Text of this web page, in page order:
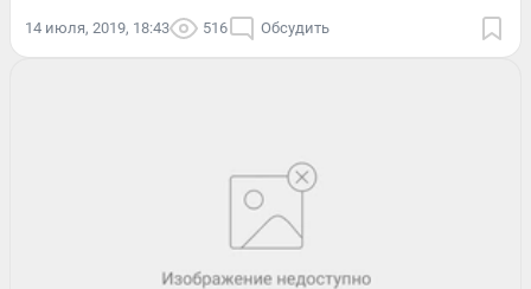
14 июля, 2019, 18:43 516 Обсудить